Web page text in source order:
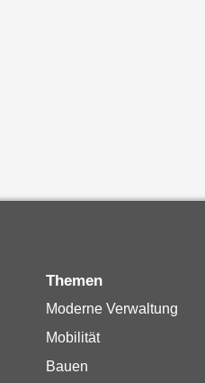
Themen
Moderne Verwaltung
Mobilität
Bauen